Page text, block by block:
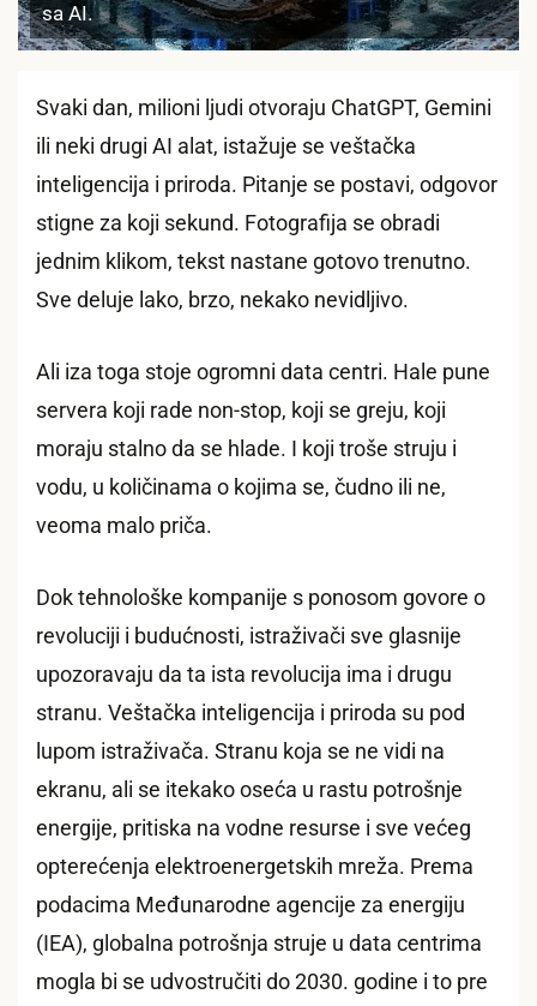
sa AI.
Svaki dan, milioni ljudi otvoraju ChatGPT, Gemini
ili neki drugi AI alat, istažuje se veštačka
inteligencija i priroda. Pitanje se postavi, odgovor
stigne za koji sekund. Fotografija se obradi
jednim klikom, tekst nastane gotovo trenutno.
Sve deluje lako, brzo, nekako nevidljivo.
Ali iza toga stoje ogromni data centri. Hale pune
servera koji rade non-stop, koji se greju, koji
moraju stalno da se hlade. I koji troše struju i
vodu, u količinama o kojima se, čudno ili ne,
veoma malo priča.
Dok tehnološke kompanije s ponosom govore o
revoluciji i budućnosti, istraživači sve glasnije
upozoravaju da ta ista revolucija ima i drugu
stranu. Veštačka inteligencija i priroda su pod
lupom istraživača. Stranu koja se ne vidi na
ekranu, ali se itekako oseća u rastu potrošnje
energije, pritiska na vodne resurse i sve većeg
opterećenja elektroenergetskih mreža. Prema
podacima Međunarodne agencije za energiju
(IEA), globalna potrošnja struje u data centrima
mogla bi se udvostručiti do 2030. godine i to pre